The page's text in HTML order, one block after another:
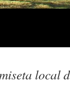
local